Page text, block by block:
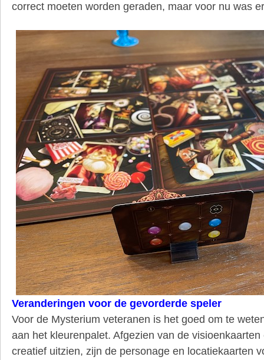
correct moeten worden geraden, maar voor nu was
Veranderingen voor de gevorderde speler
Voor de Mysterium veteranen is het goed om te
aan het kleurenpalet. Afgezien van de
creatief uitzien, zijn de personage en locatiekaarten